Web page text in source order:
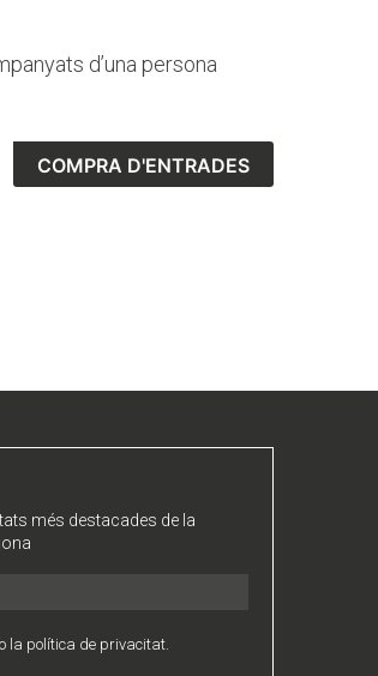
d’una persona
COMPRA D'ENTRADES
més destacades de la
la política de privacitat.